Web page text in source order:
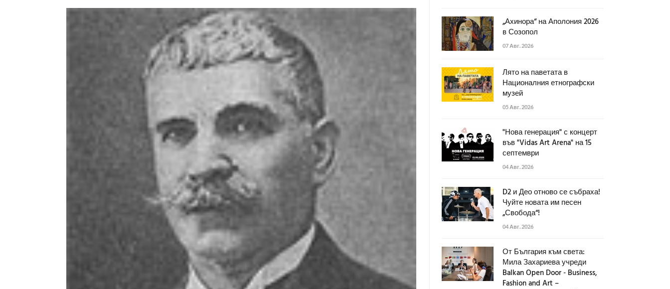
„Ахинора“ на Аполония 2026
в Созопол
07 Авг. 2026
Лято на паветата в
Националния етнографски
музей
05 Авг. 2026
"Нова генерация" с концерт
във "Vidas Art Arena" на 15
септември
04 Авг. 2026
D2 и Део отново се събраха!
Чуйте новата им песен
„Свобода“!
04 Авг. 2026
От България към света:
Мила Захариева учреди
Balkan Open Door - Business,
Fashion and Art –